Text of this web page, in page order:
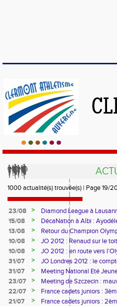
1000 actualité(s) trouvée(s) | Page 19/
23/08 >
Diamond League à
15/08
>
DécaNation à Albi :
13/08
>
Retour du Champion
10/08
>
JO 2012 : Renaud sur le
10/08
>
JO 2012 : en route vers
31/07
>
JO Londres 2012 : le
31/07
>
Meeting National Eté
23/07
>
Meeting de Szczecin :
22/07
>
France cadets juniors :
21/07
>
France cadets juniors :